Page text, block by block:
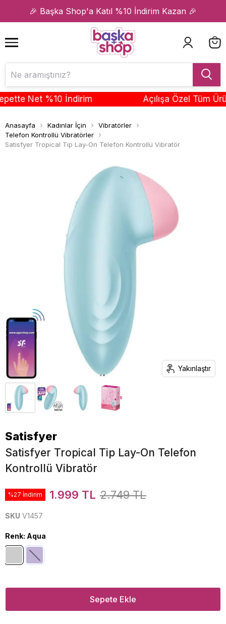
🎉 Başka Shop'a Katıl %10 İndirim Kazan 🎉
1 2
Net %10 İndirim Açılışa Özel Tüm
Anasayfa Kadınlar İçin
Vibratörler
Telefon Kontrollü Vibratörler
Satisfyer Tropical Tip Lay-On Telefon Kontrollü Vibratör
Yakınlaştır
Satisfyer
Satisfyer Tropical Tip Lay-On Telefon
Kontrollü Vibratör
%27 İndirim 1.999 TL 2.749 TL
SKU V1457
Renk: Aqua
Sepete Ekle